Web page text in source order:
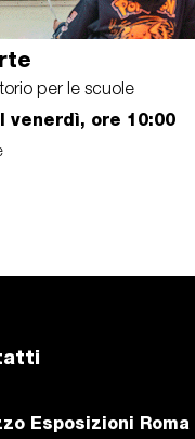
per le scuole
venerdì, ore 10:00
Esposizioni Roma